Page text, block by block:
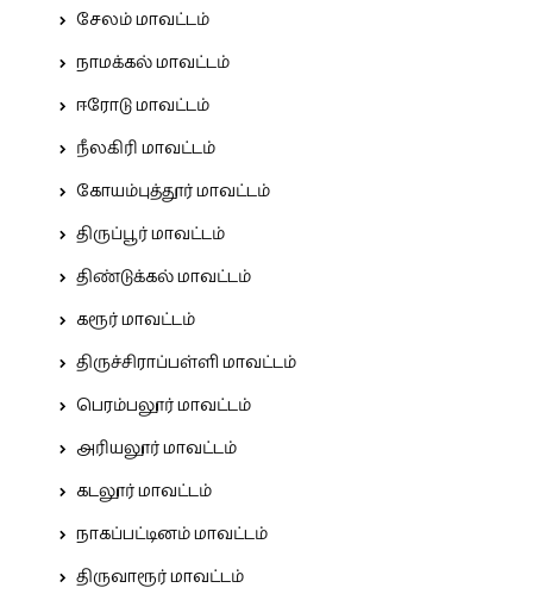
சேலம் மாவட்டம்
நாமக்கல் மாவட்டம்
ஈரோடு மாவட்டம்
நீலகிரி மாவட்டம்
கோயம்புத்தூர் மாவட்டம்
திருப்பூர் மாவட்டம்
திண்டுக்கல் மாவட்டம்
கரூர் மாவட்டம்
திருச்சிராப்பள்ளி மாவட்டம்
பெரம்பலூர் மாவட்டம்
அரியலூர் மாவட்டம்
கடலூர் மாவட்டம்
நாகப்பட்டினம் மாவட்டம்
திருவாரூர் மாவட்டம்